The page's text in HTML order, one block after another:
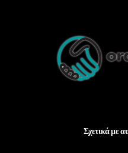
Σχετικά με